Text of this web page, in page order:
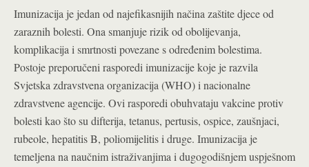
Imunizacija je jedan od najefikasnijih načina zaštite djece od
zaraznih bolesti. Ona smanjuje rizik od obolijevanja,
komplikacija i smrtnosti povezane s određenim bolestima.
Postoje preporučeni rasporedi imunizacije koje je razvila
Svjetska zdravstvena organizacija (WHO) i nacionalne
zdravstvene agencije. Ovi rasporedi obuhvataju vakcine protiv
bolesti kao što su difterija, tetanus, pertusis, ospice, zaušnjaci,
rubeole, hepatitis B, poliomijelitis i druge. Imunizacija je
temeljena na naučnim istraživanjima i dugogodišnjem uspješnom